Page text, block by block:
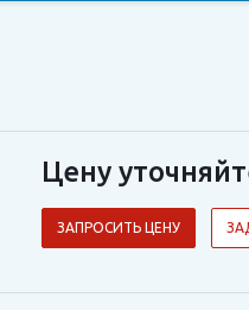
Цену
ЗАПРОСИТЬ ЦЕНУ